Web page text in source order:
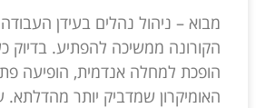
מבוא – ניהול נהלים בעידן
הקורונה ממשיכה להפתיע. בדיוק
הופכת למחלה אנדמית, הופיעה
האומיקרון שמדביק יותר מהדלתא.